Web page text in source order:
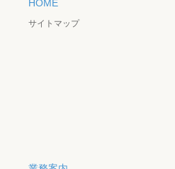
HOME
サイトマップ